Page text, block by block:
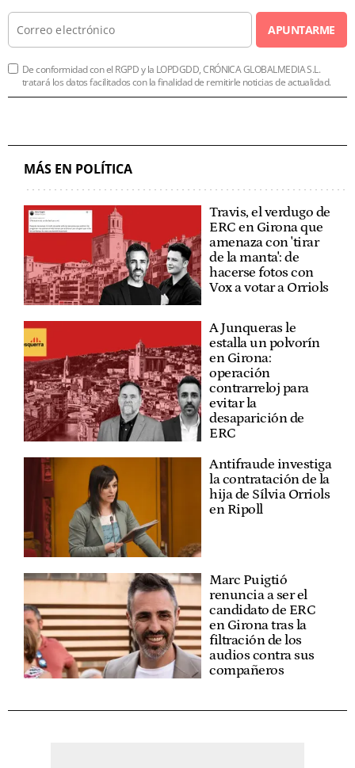
APUNTARME
De conformidad con el RGPD y la LOPDGDD, CRÓNICA GLOBALMEDIA S.L.
tratará los datos facilitados con la finalidad de remitirle noticias de actualidad.
MÁS EN POLÍTICA
Travis, el verdugo de
ERC en Girona que
amenaza con 'tirar
de la manta': de
hacerse fotos con
Vox a votar a Orriols
A Junqueras le
estalla un polvorín
en Girona:
operación
contrarreloj para
evitar la
desaparición de
ERC
Antifraude investiga
la contratación de la
hija de Sílvia Orriols
en Ripoll
Marc Puigtió
renuncia a ser el
candidato de ERC
en Girona tras la
filtración de los
audios contra sus
compañeros